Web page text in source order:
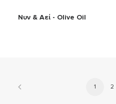
Νυν & Αεί - Olive Oil
1 2